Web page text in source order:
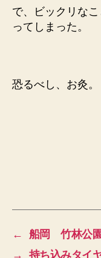
で、ビックリな
ってしまった。
恐るべし、お灸。
←
船岡 竹林公
→
持ち込みタイ